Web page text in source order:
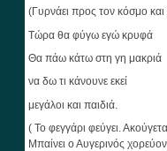
(Γυρνάει προς τον κόσμο και
Τώρα θα φύγω εγώ κρυφά
Θα πάω κάτω στη γη μακριά
να δω τι κάνουνε εκεί
μεγάλοι και παιδιά.
( Το φεγγάρι φεύγει.
Μπαίνει ο Αυγερινός